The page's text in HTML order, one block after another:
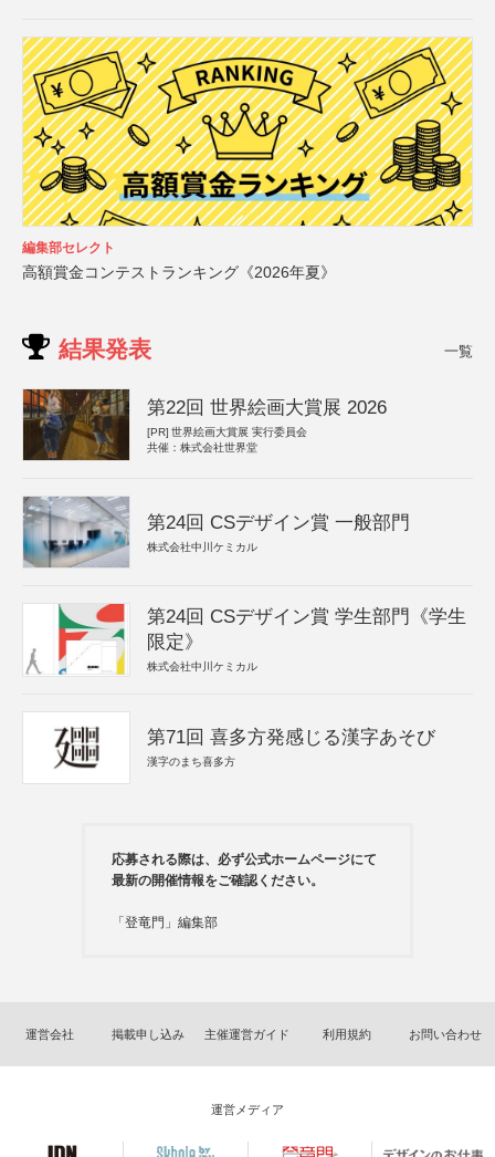
編集部セレクト
高額賞金コンテストランキング《2026年夏》
結果発表 一覧
第22回 世界絵画大賞展 2026
[PR] 世界絵画大賞展 実行委員会
共催：株式会社世界堂
第24回 CSデザイン賞 一般部門
株式会社中川ケミカル
第24回 CSデザイン賞 学生部門《学生
限定》
株式会社中川ケミカル
第71回 喜多方発感じる漢字あそび
漢字のまち喜多方
応募される際は、必ず公式ホームページにて
最新の開催情報をご確認ください。
「登竜門」編集部
運営会社 掲載申し込み 主催運営ガイド 利用規約 お問い合わせ
運営メディア